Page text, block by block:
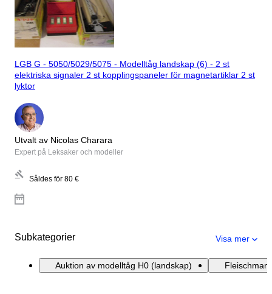
LGB G - 5050/5029/5075 - Modelltåg landskap (6) - 2 st
elektriska signaler 2 st kopplingspaneler för magnetartiklar 2 st
lyktor
Utvalt av Nicolas Charara
Expert på Leksaker och modeller
Såldes för 80 €
Subkategorier Visa mer
Auktion av modelltåg H0 (landskap)